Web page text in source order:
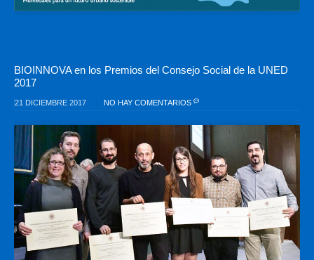
BIOINNOVA en los Premios del Consejo Social de la UNED
2017
21 DICIEMBRE 2017 NO HAY COMENTARIOS